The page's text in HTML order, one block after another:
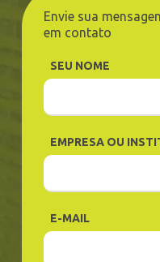
Envie sua
em contato
SEU NOME
EMPRESA OU
E-MAIL